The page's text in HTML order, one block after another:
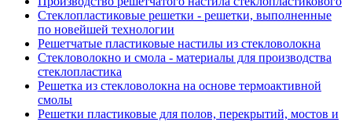
Стеклопластиковые решетки - решетки, выполненные
по новейшей технологии
Решетчатые пластиковые настилы из стекловолокна
Стекловолокно и смола - материалы для производства
стеклопластика
Решетка из стекловолокна на основе термоактивной
смолы
Решетки пластиковые для полов, перекрытий, мостов и